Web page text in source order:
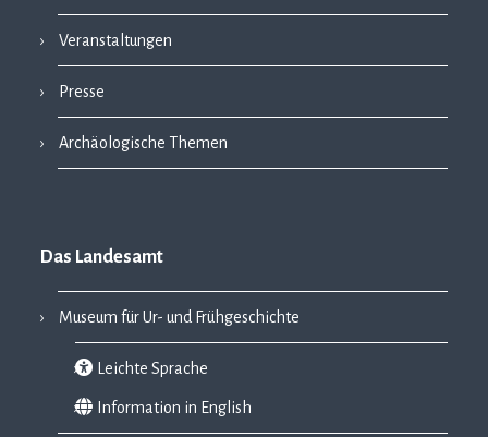
Veranstaltungen
Presse
Archäologische Themen
Das Landesamt
Museum für Ur- und Frühgeschichte
Leichte Sprache
Information in English